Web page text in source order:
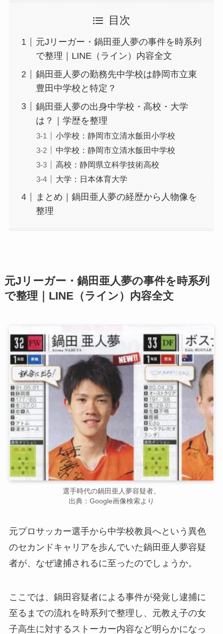
目次
元Jリーガー・鍋田亜人夢の事件を時系列
で整理｜LINE（ライン）内容全文
鍋田亜人夢の勤務先中学校は静岡市立東
豊田中学校と特定？
鍋田亜人夢の出身中学校・高校・大学
は？｜学歴を整理
小学校：静岡市立清水飯田小学校
中学校：静岡市立清水飯田中学校
高校：静岡県立科学技術高校
大学：日本体育大学
まとめ｜鍋田亜人夢の経歴から人物像を
整理
元Jリーガー・鍋田亜人夢の事件を時系列
で整理｜LINE（ライン）内容全文
選手時代の鍋田亜人夢容疑者。
出典：Google画像検索より
元プロサッカー選手から中学校教員へという異色
のセカンドキャリアを歩んでいた鍋田亜人夢容疑
者が、なぜ逮捕されるに至ったのでしょうか。
ここでは、鍋田容疑者による事件が発覚し逮捕に
至るまでの流れを時系列で整理し、元教え子の女
子高生に対するストーカー内容など明らかになっ